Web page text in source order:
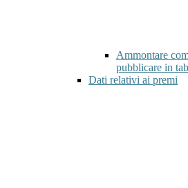
Ammontare
pubblicare in
Dati relativi ai premi